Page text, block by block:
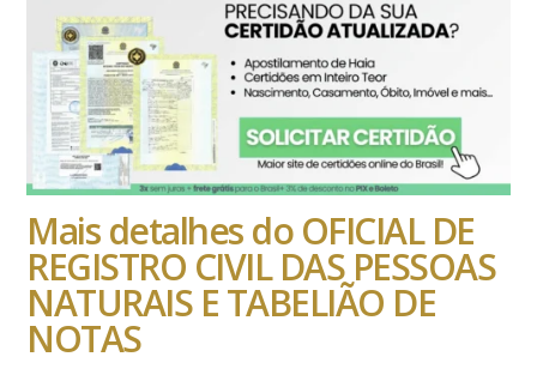
Mais detalhes do OFICIAL DE
REGISTRO CIVIL DAS PESSOAS
NATURAIS E TABELIÃO DE
NOTAS